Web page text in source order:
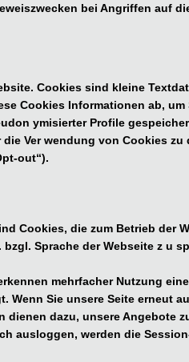
bei Angriffen auf
Cookies sind kleine
Cookies Informationen ab,
ymisierter Profile
Ver wendung von Cookies
out“).
Cookies, die zum Betrieb
Sprache der Webseite z u
mehrfacher Nutzung
Sie unsere Seite erneut
dazu, unsere Angebote
ausloggen, werden die